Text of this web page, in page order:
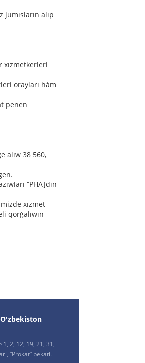
alıp
xızmetkerleri
orayları hám
penen
alıw 38 560,
“PHAJdıń
xızmet
qorǵalıwın
2, 12, 19, 21, 31,
“Prokat” bekati.